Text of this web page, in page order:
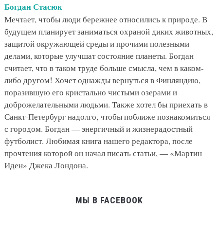
Богдан Стасюк
Мечтает, чтобы люди бережнее относились к природе. В
будущем планирует заниматься охраной диких животных,
защитой окружающей среды и прочими полезными
делами, которые улучшат состояние планеты. Богдан
считает, что в таком труде больше смысла, чем в каком-
либо другом! Хочет однажды вернуться в Финляндию,
поразившую его кристально чистыми озерами и
доброжелательными людьми. Также хотел бы приехать в
Санкт-Петербург надолго, чтобы поближе познакомиться
с городом. Богдан — энергичный и жизнерадостный
футболист. Любимая книга нашего редактора, после
прочтения которой он начал писать статьи, — «Мартин
Иден» Джека Лондона.
МЫ В FACEBOOK